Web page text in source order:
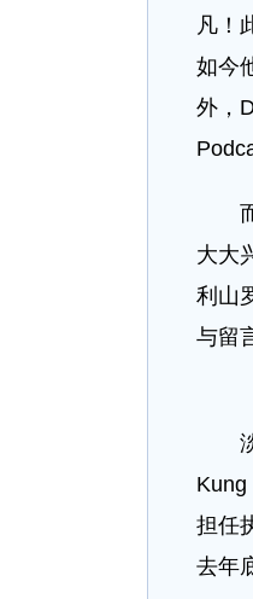
凡！
如今
外，
而
大大
利山
与留
淡
担任
去年